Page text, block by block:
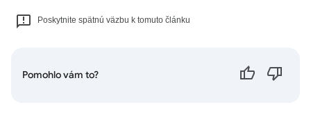
Poskytnite spätnú väzbu k tomuto článku
Pomohlo vám to?